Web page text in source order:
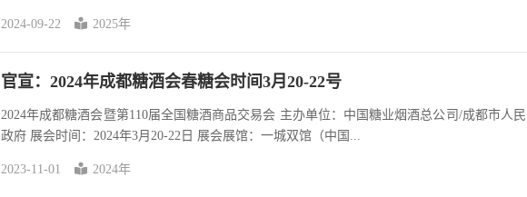
2024-09-22 2025年
官宣：2024年成都糖酒会春糖会时间3月20-22号
2024年成都糖酒会暨第110届全国糖酒商品交易会 主办单位：中国糖业烟酒总公司/成都市人民
政府 展会时间：2024年3月20-22日 展会展馆：一城双馆（中国...
2023-11-01 2024年